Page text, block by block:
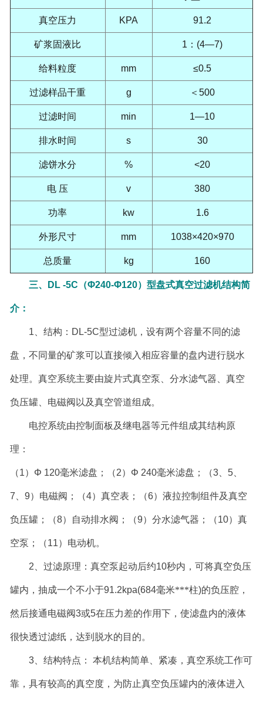
真空压力 KPA 91.2
矿浆固液比 1 ： (4—7)
给料粒度 mm ≤0.5
过滤样品干重 g ＜500
过滤时间 min 1—10
排水时间 s 30
滤饼水分 % <20
电 压 v 380
功率 kw 1.6
外形尺寸 mm 1038×420×970
总质量 kg 160
三、 DL -5C （Φ240-Φ120）型盘式真空过滤机结构简
介：
1 、结构： DL-5C型过滤机，设有两个容量不同的滤
盘，不同量的矿浆可以直接倾入相应容量的盘内进行脱水
处理。真空系统主要由旋片式真空泵、分水滤气器、真空
负压罐、电磁阀以及真空管道组成。
电控系统由控制面板及继电器等元件组成其结构原
理：
（1） Φ 120毫米滤盘；（2） Φ 240毫米滤盘；（3、 5、
7 9）电磁阀；（4）真空表；（6）液拉控制组件及真空
负压罐；（8）自动排水阀；（9）分水滤气器；（10）真
空泵；（11）电动机。
2 、过滤原理：真空泵起动后约10秒内，可将真空负压
罐内，抽成一个不小于91.2kpa(684毫米***柱)的负压腔，
然后接通电磁阀3或5在压力差的作用下，使滤盘内的液体
很快透过滤纸，达到脱水的目的。
3、结构特点： 本机结构简单、紧凑，真空系统工作可
靠，具有较高的真空度，为防止真空负压罐内的液体进入